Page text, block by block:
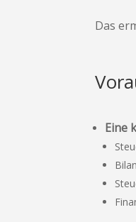
Das
Eine